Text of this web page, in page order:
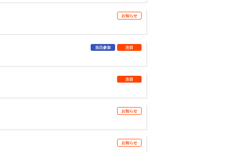
お知らせ
当日参加 注目
注目
お知らせ
お知らせ